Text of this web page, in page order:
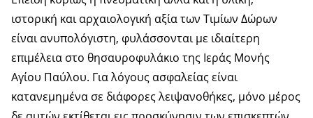
ιστορική και αρχαιολογική αξία των Τιμίων Δώρων
είναι ανυπολόγιστη, φυλάσσονται με ιδιαίτερη
επιμέλεια στο θησαυροφυλάκιο της Ιεράς Μονής
Αγίου Παύλου. Για λόγους ασφαλείας είναι
κατανεμημένα σε διάφορες λειψανοθήκες, μόνο μέρος